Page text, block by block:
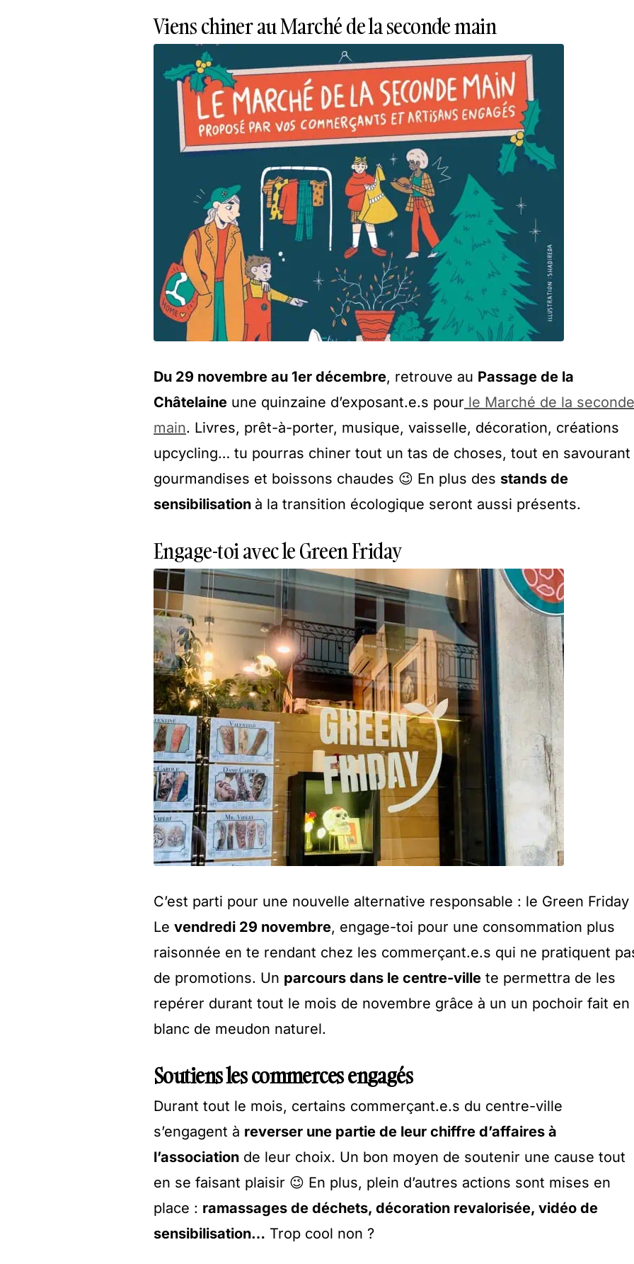
Viens chiner au Marché de la seconde main
Du 29 novembre au 1er décembre, retrouve au Passage de la
Châtelaine une quinzaine d’exposant.e.s pour le Marché de la seconde
main. Livres, prêt-à-porter, musique, vaisselle, décoration, créations
upcycling… tu pourras chiner tout un tas de choses, tout en savourant
gourmandises et boissons chaudes 😉 En plus des stands de
sensibilisation à la transition écologique seront aussi présents.
Engage-toi avec le Green Friday
C’est parti pour une nouvelle alternative responsable : le Green Friday
Le vendredi 29 novembre, engage-toi pour une consommation plus
raisonnée en te rendant chez les commerçant.e.s qui ne pratiquent
de promotions. Un parcours dans le centre-ville te permettra de les
repérer durant tout le mois de novembre grâce à un un pochoir fait en
blanc de meudon naturel.
Soutiens les commerces engagés
Durant tout le mois, certains commerçant.e.s du centre-ville
s’engagent à reverser une partie de leur chiffre d’affaires à
l’association de leur choix. Un bon moyen de soutenir une cause tout
en se faisant plaisir 😉 En plus, plein d’autres actions sont mises en
place : ramassages de déchets, décoration revalorisée, vidéo de
sensibilisation… Trop cool non ?